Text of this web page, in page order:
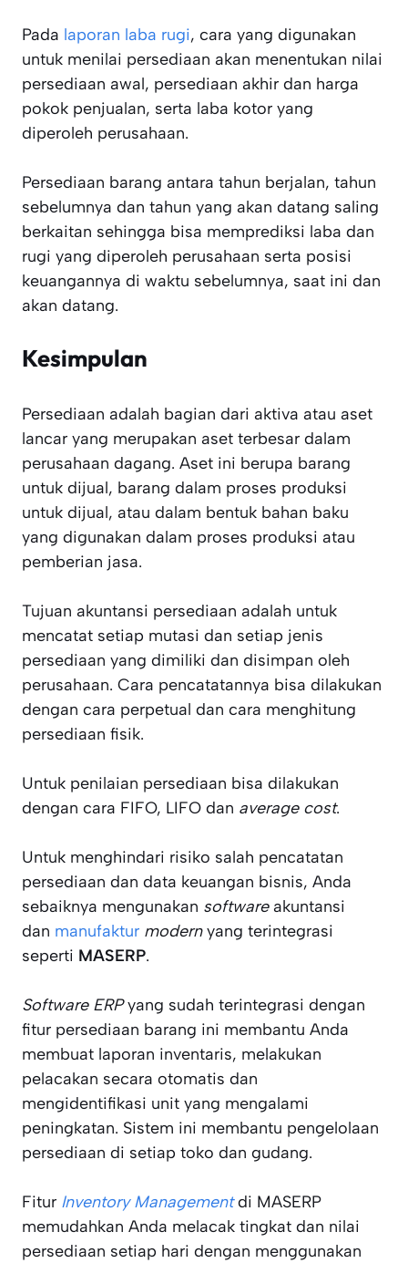
Pada laporan laba rugi, cara yang digunakan
untuk menilai persediaan akan menentukan nilai
persediaan awal, persediaan akhir dan harga
pokok penjualan, serta laba kotor yang
diperoleh perusahaan.
Persediaan barang antara tahun berjalan, tahun
sebelumnya dan tahun yang akan datang saling
berkaitan sehingga bisa memprediksi laba dan
rugi yang diperoleh perusahaan serta posisi
keuangannya di waktu sebelumnya, saat ini dan
akan datang.
Kesimpulan
Persediaan adalah bagian dari aktiva atau aset
lancar yang merupakan aset terbesar dalam
perusahaan dagang. Aset ini berupa barang
untuk dijual, barang dalam proses produksi
untuk dijual, atau dalam bentuk bahan baku
yang digunakan dalam proses produksi atau
pemberian jasa.
Tujuan akuntansi persediaan adalah untuk
mencatat setiap mutasi dan setiap jenis
persediaan yang dimiliki dan disimpan oleh
perusahaan. Cara pencatatannya bisa dilakukan
dengan cara perpetual dan cara menghitung
persediaan fisik.
Untuk penilaian persediaan bisa dilakukan
dengan cara FIFO, LIFO dan average cost.
Untuk menghindari risiko salah pencatatan
persediaan dan data keuangan bisnis, Anda
sebaiknya mengunakan softwareakuntansi
dan manufaktur modernyang terintegrasi
seperti MASERP.
Software ERPyang sudah terintegrasi dengan
fitur persediaan barang ini membantu Anda
membuat laporan inventaris, melakukan
pelacakan secara otomatis dan
mengidentifikasi unit yang mengalami
peningkatan. Sistem ini membantu pengelolaan
persediaan di setiap toko dan gudang.
Fitur Inventory Managementdi MASERP
memudahkan Anda melacak tingkat dan nilai
persediaan setiap hari dengan menggunakan